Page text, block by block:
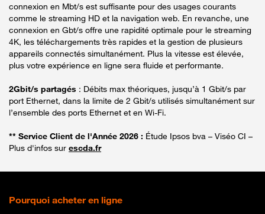
connexion en Mbt/s est suffisante pour des usages courants
comme le streaming HD et la navigation web. En revanche, une
connexion en Gbt/s offre une rapidité optimale pour le streaming
4K, les téléchargements très rapides et la gestion de plusieurs
appareils connectés simultanément. Plus la vitesse est élevée,
plus votre expérience en ligne sera fluide et performante.
2Gbit/s partagés : Débits max théoriques, jusqu’à 1 Gbit/s par
port Ethernet, dans la limite de 2 Gbit/s utilisés simultanément sur
l’ensemble des ports Ethernet et en Wi-Fi.
** Service Client de l'Année 2026 : Étude Ipsos bva – Viséo CI –
Plus d'infos sur escda.fr
Pourquoi acheter en ligne